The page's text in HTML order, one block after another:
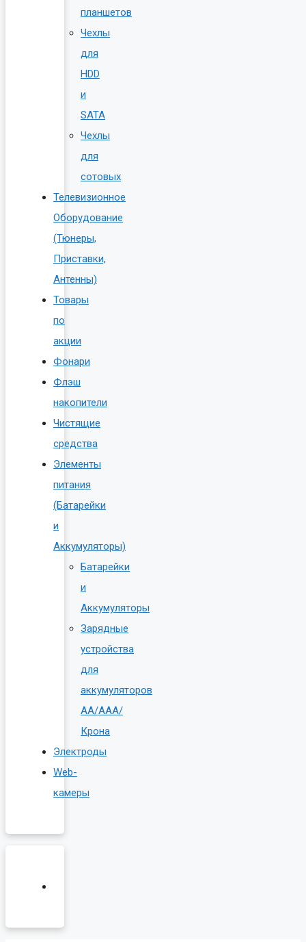
планшетов
Чехлы
для
HDD
и
SATA
Чехлы
для
сотовых
Телевизионное
Оборудование
(Тюнеры,
Приставки,
Антенны)
Товары
по
акции
Фонари
Флэш
накопители
Чистящие
средства
Элементы
питания
(Батарейки
и
Аккумуляторы)
Батарейки
и
Аккумуляторы
Зарядные
устройства
для
аккумуляторов
AA/AAA/
Крона
Электроды
Web-
камеры